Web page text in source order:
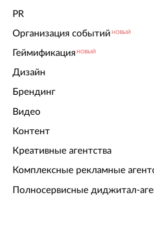
PR
Организация событий НОВЫЙ
Геймификация НОВЫЙ
Дизайн
Брендинг
Видео
Контент
Креативные агентства
Комплексные рекламные
Полносервисные диджитал-